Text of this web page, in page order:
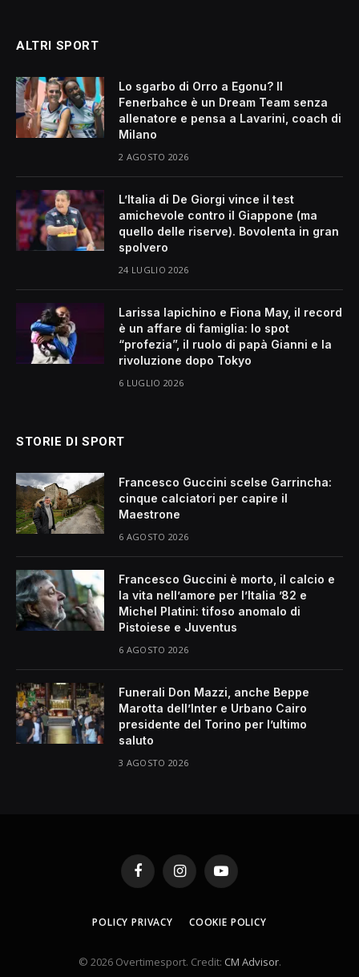
ALTRI SPORT
Lo sgarbo di Orro a Egonu? Il
Fenerbahce è un Dream Team senza
allenatore e pensa a Lavarini, coach di
Milano
2 AGOSTO 2026
L’Italia di De Giorgi vince il test
amichevole contro il Giappone (ma
quello delle riserve). Bovolenta in gran
spolvero
24 LUGLIO 2026
Larissa Iapichino e Fiona May, il record
è un affare di famiglia: lo spot
“profezia”, il ruolo di papà Gianni e la
rivoluzione dopo Tokyo
6 LUGLIO 2026
STORIE DI SPORT
Francesco Guccini scelse Garrincha:
cinque calciatori per capire il
Maestrone
6 AGOSTO 2026
Francesco Guccini è morto, il calcio e
la vita nell’amore per l’Italia ’82 e
Michel Platini: tifoso anomalo di
Pistoiese e Juventus
6 AGOSTO 2026
Funerali Don Mazzi, anche Beppe
Marotta dell’Inter e Urbano Cairo
presidente del Torino per l’ultimo
saluto
3 AGOSTO 2026
FacebookInstagramYouTube
POLICY PRIVACY COOKIE POLICY
© 2026 Overtimesport. Credit: CM Advisor.